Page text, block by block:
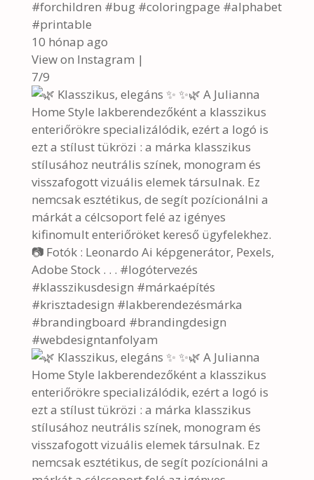
#forchildren #bug #coloringpage #alphabet
#printable
10 hónap ago
View on Instagram |
7/9